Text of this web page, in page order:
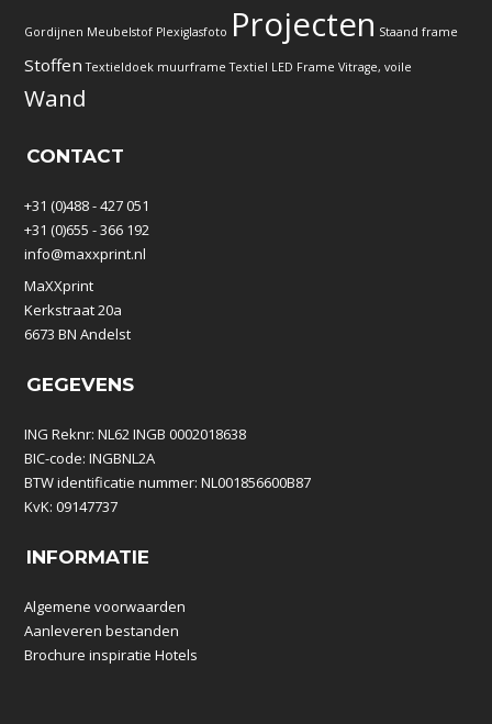
Gordijnen Meubelstof Plexiglasfoto Projecten Staand frame
Stoffen Textieldoek muurframe Textiel LED Frame Vitrage, voile
Wand
CONTACT
+31 (0)488 - 427 051
+31 (0)655 - 366 192
info@maxxprint.nl
MaXXprint
Kerkstraat 20a
6673 BN Andelst
GEGEVENS
ING Reknr: NL62 INGB 0002018638
BIC-code: INGBNL2A
BTW identificatie nummer: NL001856600B87
KvK: 09147737
INFORMATIE
Algemene voorwaarden
Aanleveren bestanden
Brochure inspiratie Hotels